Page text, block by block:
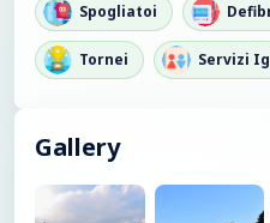
Spogliatoi
Tornei Servizi
Gallery